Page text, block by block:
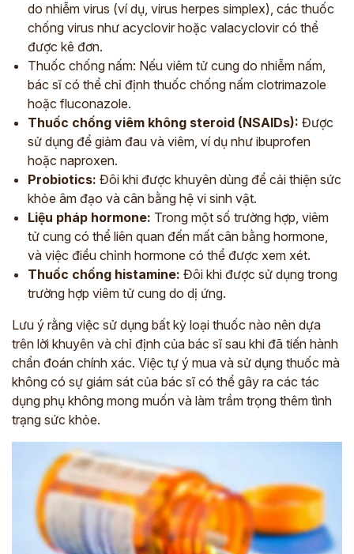
do nhiễm virus (ví dụ, virus herpes simplex), các thuốc
chống virus như acyclovir hoặc valacyclovir có thể
được kê đơn.
Thuốc chống nấm: Nếu viêm tử cung do nhiễm nấm,
bác sĩ có thể chỉ định thuốc chống nấm clotrimazole
hoặc fluconazole.
Thuốc chống viêm không steroid (NSAIDs): Được
sử dụng để giảm đau và viêm, ví dụ như ibuprofen
hoặc naproxen.
Probiotics: Đôi khi được khuyên dùng để cải thiện sức
khỏe âm đạo và cân bằng hệ vi sinh vật.
Liệu pháp hormone: Trong một số trường hợp, viêm
tử cung có thể liên quan đến mất cân bằng hormone,
và việc điều chỉnh hormone có thể được xem xét.
Thuốc chống histamine: Đôi khi được sử dụng trong
trường hợp viêm tử cung do dị ứng.
Lưu ý rằng việc sử dụng bất kỳ loại thuốc nào nên dựa
trên lời khuyên và chỉ định của bác sĩ sau khi đã tiến hành
chẩn đoán chính xác. Việc tự ý mua và sử dụng thuốc mà
không có sự giám sát của bác sĩ có thể gây ra các tác
dụng phụ không mong muốn và làm trầm trọng thêm tình
trạng sức khỏe.